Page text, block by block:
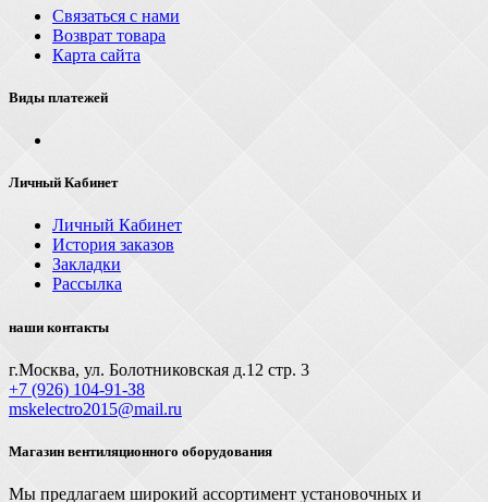
Связаться с нами
Возврат товара
Карта сайта
Виды платежей
Личный Кабинет
Личный Кабинет
История заказов
Закладки
Рассылка
наши контакты
г.Москва, ул. Болотниковская д.12 стр. 3
+7 (926) 104-91-З8
mskelectro2015@mail.ru
Магазин вентиляционного оборудования
Мы предлагаем широкий ассортимент установочных и